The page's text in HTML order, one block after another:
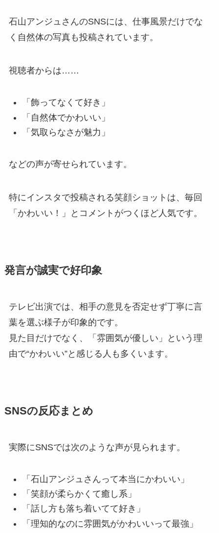
石山アンジュさんのSNSには、仕事風景だけでな
く自然体の写真も投稿されています。
視聴者からは……
「飾ってなくて好き」
「自然体でかわいい」
「気取らなさが魅力」
などの声が寄せられています。
特にインスタで投稿される笑顔ショットは、毎回
「かわいい！」とコメントがつくほど人気です。
発言が誠実で好印象
テレビ出演では、相手の意見を否定せず丁寧に言
葉を選ぶ様子が印象的です。
見た目だけでなく、「雰囲気が優しい」という理
由で“かわいい”と感じる人も多くいます。
SNSの反応まとめ
実際にSNSでは次のような声が見られます。
「石山アンジュさんって本当にかわいい」
「笑顔が柔らかくて癒し系」
「話し方も落ち着いてて好き」
「理知的なのに雰囲気がかわいいって最強」